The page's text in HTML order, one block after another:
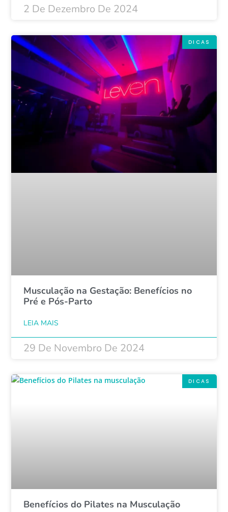
2 De Dezembro De 2024
DICAS
Musculação na Gestação: Benefícios no
Pré e Pós-Parto
LEIA MAIS
29 De Novembro De 2024
DICAS
Benefícios do Pilates na Musculação